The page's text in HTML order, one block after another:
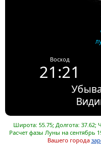
Восход
21:21
Широта: 55.75; Долгота: 37.62;
Расчет фазы Луны на сентябрь
Вашего города